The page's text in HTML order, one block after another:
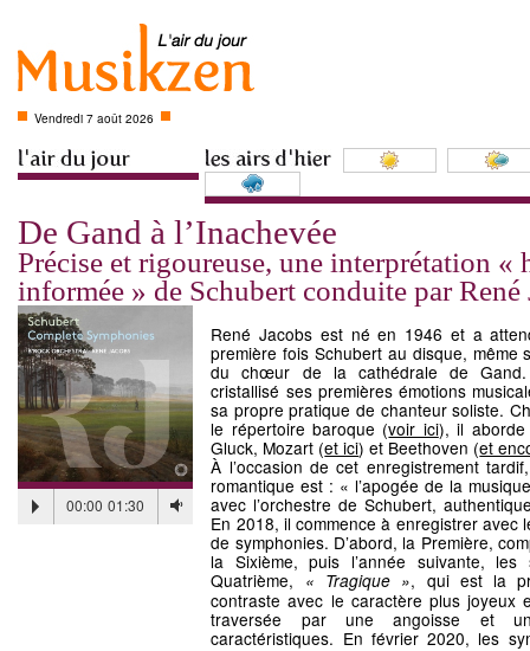
Vendredi 7 août 2026
De Gand à l’Inachevée
Précise et rigoureuse, une interprétation «
informée » de Schubert conduite par René
00:00 01:30
René Jacobs est né en 1946 et a
première fois Schubert au disque, même
du chœur de la cathédrale de Gand.
cristallisé ses premières émotions
sa propre pratique de chanteur soliste.
le répertoire baroque (voir ici), il aborde
Gluck, Mozart (et ici) et Beethoven (et
À l’occasion de cet enregistrement
romantique est : « l’apogée de la
avec l’orchestre de Schubert,
En 2018, il commence à enregistrer avec
de symphonies. D’abord, la Première,
la Sixième, puis l’année suivante,
Quatrième, « Tragique », qui est la
contraste avec le caractère plus joyeux
traversée par une angoisse et
caractéristiques. En février 2020, les